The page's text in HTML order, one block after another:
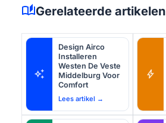
auto_storiesGerelateerde artikelen
auto_awesome
Design Airco
Installeren
Westen De Veste
Middelburg Voor
Comfort
Lees artikel →
bolt